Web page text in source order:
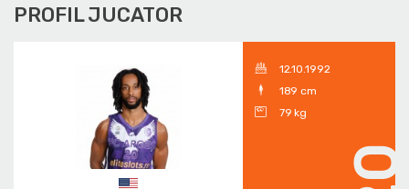
PROFIL JUCATOR
12.10.1992
189 cm
79 kg